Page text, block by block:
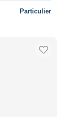
Particulier